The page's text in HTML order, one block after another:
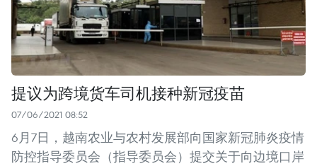
提议为跨境货车司机接种新冠疫苗
07/06/2021 08:52
6月7日，越南农业与农村发展部向国家新冠肺炎疫情
防控指导委员会（指导委员会）提交关于向边境口岸